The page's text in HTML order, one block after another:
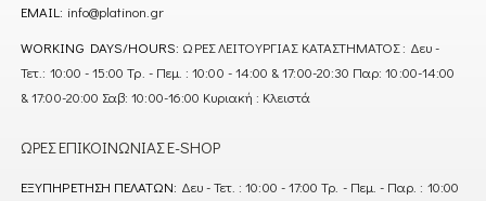
EMAIL: info@platinon.gr
WORKING DAYS/HOURS: ΩΡΕΣ ΛΕΙΤΟΥΡΓΙΑΣ ΚΑΤΑΣΤΗΜΑΤΟΣ : Δευ -
Τετ.: 10:00 - 15:00 Τρ. - Πεμ. : 10:00 - 14:00 & 17:00-20:30 Παρ: 10:00-14:00
& 17:00-20:00 Σαβ: 10:00-16:00 Κυριακή : Κλειστά
ΏΡΕΣ ΕΠΙΚΟΙΝΩΝΊΑΣ E-SHOP
ΕΞΥΠΗΡΈΤΗΣΗ ΠΕΛΑΤΏΝ: Δευ - Τετ. : 10:00 - 17:00 Τρ. - Πεμ. - Παρ. : 10:00